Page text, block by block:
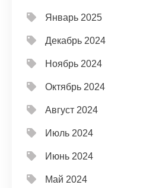
Январь 2025
Декабрь 2024
Ноябрь 2024
Октябрь 2024
Август 2024
Июль 2024
Июнь 2024
Май 2024